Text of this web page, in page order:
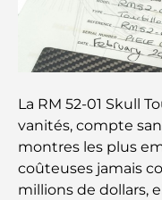
Les 7
summum du
de Palm
Découvrez les
Business Bay, à
La RM 52-01 Skull
vanités, compte
montres les plus
coûteuses jamais
millions de dollars,